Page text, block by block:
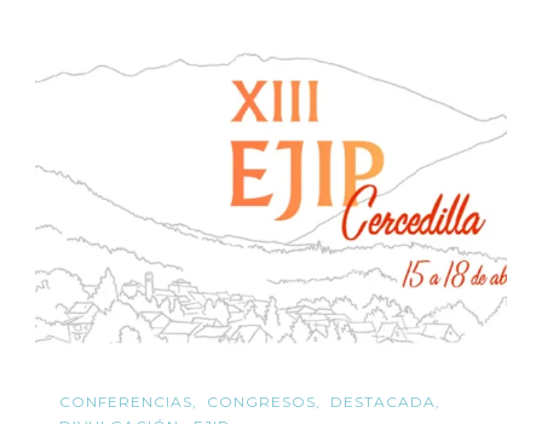
CONFERENCIAS CONGRESOS
DESTACADA